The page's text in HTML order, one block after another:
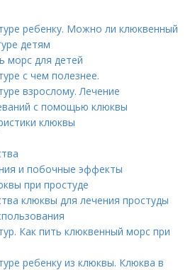
ребенку. Можно ли клюквенный
детям
морс для детей
с чем полезнее.
взрослому. Лечение
с помощью клюквы
клюквы
и побочные эффекты
при простуде
клюквы для лечения простуды
Как пить клюквенный морс при
ребенку из клюквы. Клюква в